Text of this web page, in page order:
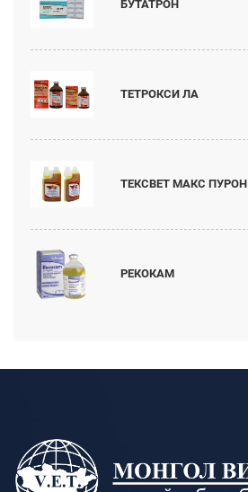
БУТАТРОН
ТЕТРОКСИ ЛА
ТЕКСВЕТ МАКС ПУРОН
РЕКОКАМ